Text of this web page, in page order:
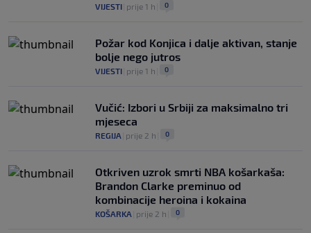
VIJESTI prije 1 h 0
Požar kod Konjica i dalje aktivan, stanje
bolje nego jutros
VIJESTI prije 1 h 0
Vučić: Izbori u Srbiji za maksimalno tri
mjeseca
REGIJA prije 2 h 0
Otkriven uzrok smrti NBA košarkaša:
Brandon Clarke preminuo od
kombinacije heroina i kokaina
KOŠARKA prije 2 h 0